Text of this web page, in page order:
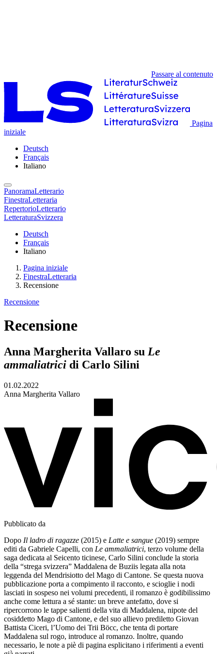
Passare al contenuto
Pagina
iniziale
Deutsch
Français
Italiano
PanoramaLetterario
FinestraLetteraria
RepertorioLetterario
LetteraturaSvizzera
Deutsch
Français
Italiano
Pagina iniziale
FinestraLetteraria
Recensione
Recensione
Recensione
Anna Margherita Vallaro su Le
ammaliatrici di Carlo Silini
01.02.2022
Anna Margherita Vallaro
Pubblicato da
Dopo Il ladro di ragazze (2015) e Latte e sangue (2019) sempre
editi da Gabriele Capelli, con Le ammaliatrici, terzo volume della
saga dedicata al Seicento ticinese, Carlo Silini conclude la storia
della “strega svizzera” Maddalena de Buziis legata alla nota
leggenda del Mendrisiotto del Mago di Cantone. Se questa nuova
pubblicazione porta a compimento il racconto, e scioglie i nodi
lasciati in sospeso nei volumi precedenti, il romanzo è godibilissimo
anche come lettura a sé stante: un breve antefatto, dove si
ripercorrono le tappe salienti della vita di Maddalena, nipote del
cosiddetto Mago di Cantone, e del suo allievo prediletto Giovan
Battista Ciceri, l’Uomo dei Trii Böcc, che tenta di portare
Maddalena sul rogo, introduce al romanzo. Inoltre, quando
necessario, le note a piè di pagina esplicitano i riferimenti a eventi